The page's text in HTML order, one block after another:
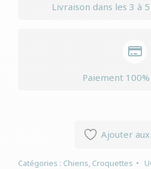
Livraison dans les 3 à
Paiement
Ajouter
Catégories : Chiens, Croquettes